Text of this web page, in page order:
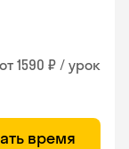
от 1590 ₽ / урок
время